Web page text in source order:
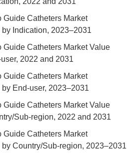
Guide Catheters Market
Indication, 2023–2031
Guide Catheters Market Value
2022 and 2031
Guide Catheters Market
End-user, 2023–2031
Guide Catheters Market Value
Sub-region, 2022 and 2031
Guide Catheters Market
Country/Sub-region, 2023–2031